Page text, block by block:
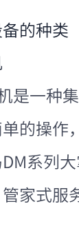
的种类
是一种
的操作
系列
家式服